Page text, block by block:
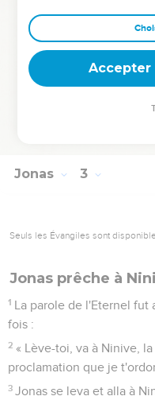
Ceux qui s'attachent à
éloignent d'eux la bonté.
Quant à moi, je t'offrirai
reconnaissance,
Jonas 3
Seuls les Évangiles sont
Jonas prêche à
1 La parole de l'Eternel fut
fois :
2 « Lève-toi, va à Ninive,
proclamation que je
3 Jonas se leva et alla à
Accepter